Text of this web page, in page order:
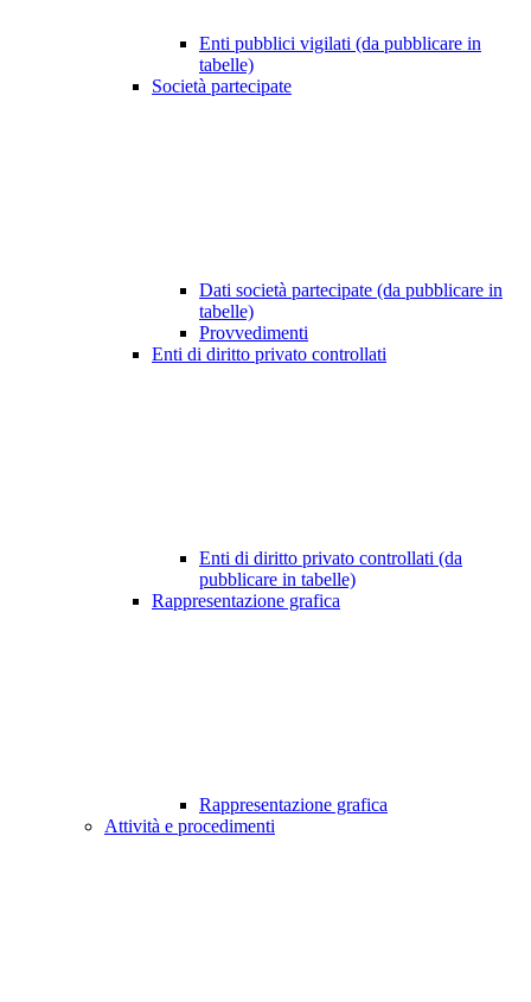
Enti pubblici vigilati (da pubblicare in
tabelle)
Società partecipate
Dati società partecipate (da pubblicare in
tabelle)
Provvedimenti
Enti di diritto privato controllati
Enti di diritto privato controllati (da
pubblicare in tabelle)
Rappresentazione grafica
Rappresentazione grafica
Attività e procedimenti